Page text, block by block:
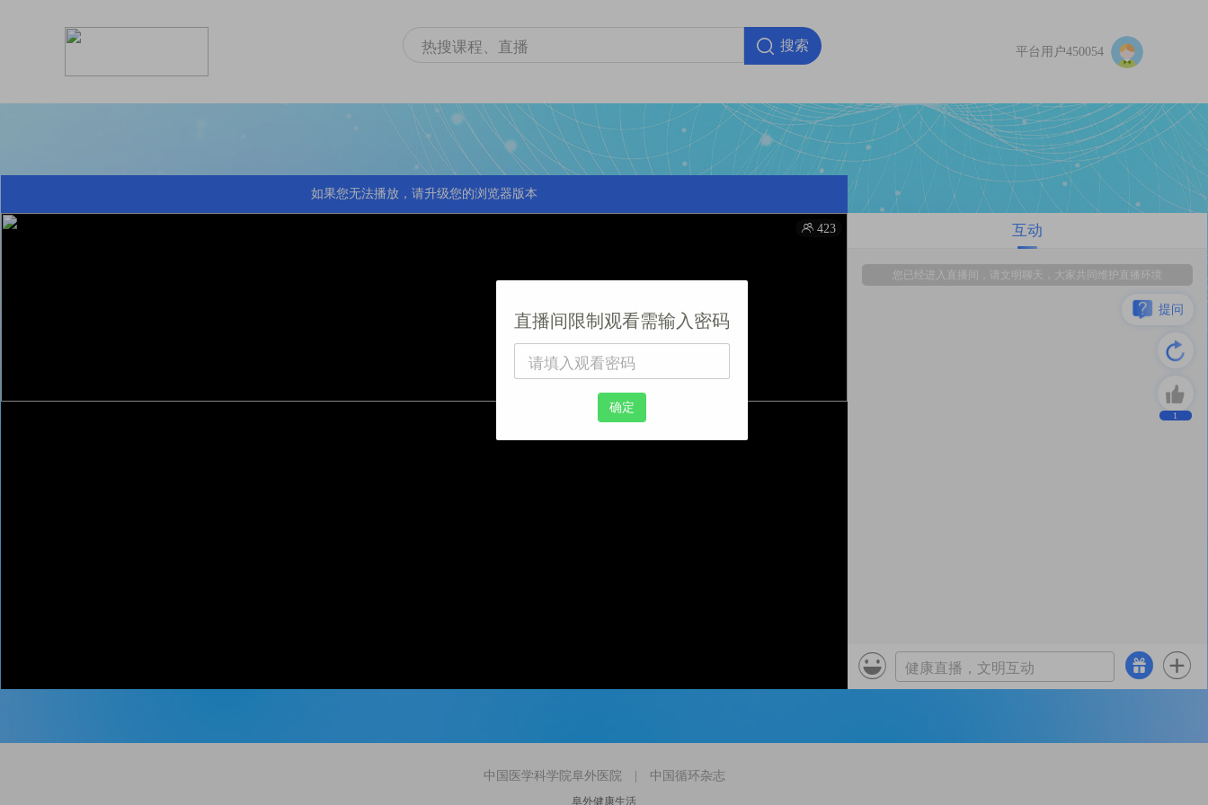
搜索 平台用户450054
直播间限制观看需输入密码
确定
如果您无法播放，请升级您的浏览器版本
 423 互动
您已经进入直播间，请文明聊天，大家共同维护直播环境
  
提问
1
中国医学科学院阜外医院 中国循环杂志
阜外健康生活